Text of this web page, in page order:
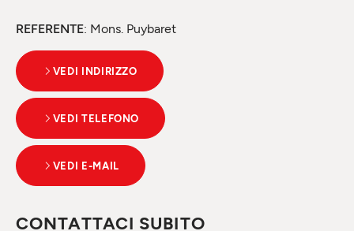
REFERENTE: Mons. Puybaret
VEDI INDIRIZZO
VEDI TELEFONO
VEDI E-MAIL
CONTATTACI SUBITO